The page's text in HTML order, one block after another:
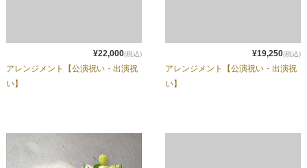
¥22,000(税込)
アレンジメント【公演祝い・出演祝
い】
¥19,250(税込)
アレンジメント【公演祝い・出演祝
い】